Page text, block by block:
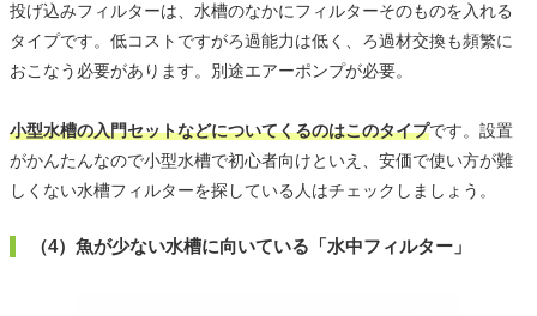
投げ込みフィルターは、水槽のなかにフィルターそのものを入れる
タイプです。低コストですがろ過能力は低く、ろ過材交換も頻繁に
おこなう必要があります。別途エアーポンプが必要。
小型水槽の入門セットなどについてくるのはこのタイプです。設置
がかんたんなので小型水槽で初心者向けといえ、安価で使い方が難
しくない水槽フィルターを探している人はチェックしましょう。
（4）魚が少ない水槽に向いている「水中フィルター」